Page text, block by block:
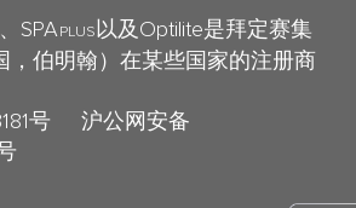
SPAPLUS 以及Optilite是拜定赛集
，伯明翰）在某些国家的注册商
号 沪公网安备